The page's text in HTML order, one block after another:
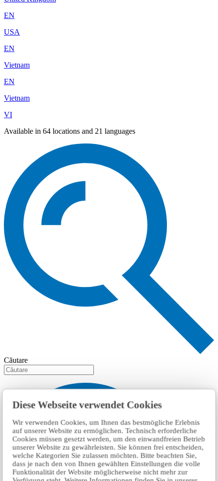
Diese Webseite verwendet Cookies
Wir verwenden Cookies, um Ihnen das bestmögliche Erlebnis
auf unserer Website zu ermöglichen. Technisch erforderliche
Cookies müssen gesetzt werden, um den einwandfreien Betrieb
unserer Website zu gewährleisten. Sie können frei entscheiden,
welche Kategorien Sie zulassen möchten. Bitte beachten Sie,
dass je nach den von Ihnen gewählten Einstellungen die volle
Funktionalität der Website möglicherweise nicht mehr zur
EN
USA
EN
Vietnam
EN
Vietnam
VI
Available in 64 locations and 21 languages
Căutare